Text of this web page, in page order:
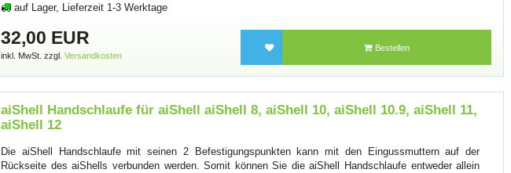
auf Lager, Lieferzeit 1-3 Werktage
32,00 EUR
inkl. MwSt. zzgl.Versandkosten
Bestellen
aiShell Handschlaufe für aiShell aiShell 8, aiShell 10, aiShell 10.9, aiShell 11,
aiShell 12
Die aiShell Handschlaufe mit seinen 2 Befestigungspunkten kann mit den Eingussmuttern auf der
Rückseite des aiShells verbunden werden. Somit können Sie die aiShell Handschlaufe entweder allein